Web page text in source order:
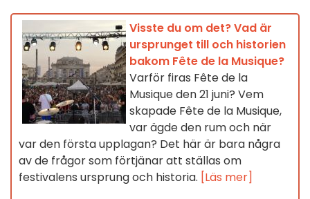
Visste du om det? Vad är
ursprunget till och historien
bakom Fête de la Musique?
Varför firas Fête de la
Musique den 21 juni? Vem
skapade Fête de la Musique,
var ägde den rum och när
var den första upplagan? Det här är bara några
av de frågor som förtjänar att ställas om
festivalens ursprung och historia. [Läs mer]